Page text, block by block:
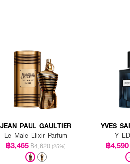
JEAN PAUL GAULTIER
Le Male Elixir Parfum
฿3,465฿4,620 (25%)
YVES
Y
฿4,590